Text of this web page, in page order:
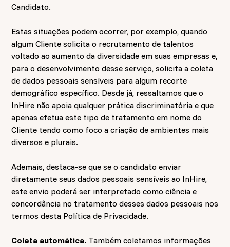
Candidato.
Estas situações podem ocorrer, por exemplo, quando
algum Cliente solicita o recrutamento de talentos
voltado ao aumento da diversidade em suas empresas e,
para o desenvolvimento desse serviço, solicita a coleta
de dados pessoais sensíveis para algum recorte
demográfico específico. Desde já, ressaltamos que o
InHire não apoia qualquer prática discriminatória e que
apenas efetua este tipo de tratamento em nome do
Cliente tendo como foco a criação de ambientes mais
diversos e plurais.
Ademais, destaca-se que se o candidato enviar
diretamente seus dados pessoais sensíveis ao InHire,
este envio poderá ser interpretado como ciência e
concordância no tratamento desses dados pessoais nos
termos desta Política de Privacidade.
Coleta automática. Também coletamos informações